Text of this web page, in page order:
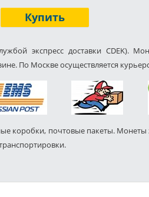
Купить
экспресс доставки CDEK).
По Москве осуществляется
коробки, почтовые пакеты. Монеты